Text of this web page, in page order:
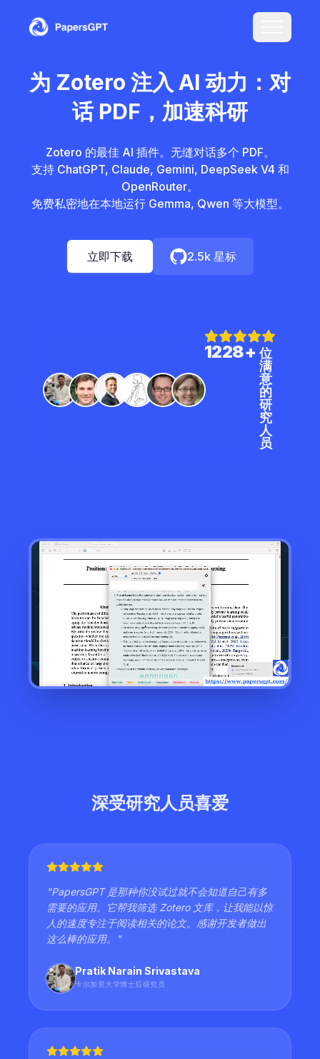
为 Zotero 注入 AI 动力：对
话 PDF，加速科研
Zotero 的最佳 AI 插件。无缝对话多个 PDF。
支持 ChatGPT, Claude, Gemini, DeepSeek V4 和
OpenRouter。
免费私密地在本地运行 Gemma, Qwen 等大模型。
立即下载 2.5k 星标
1228+ 位
满
意
的
研
究
人
员
深受研究人员喜爱
"PapersGPT 是那种你没试过就不会知道自己有多
需要的应用。它帮我筛选 Zotero 文库，让我能以惊
人的速度专注于阅读相关的论文。感谢开发者做出
这么棒的应用。
"
Pratik Narain Srivastava
卡尔加里大学博士后研究员